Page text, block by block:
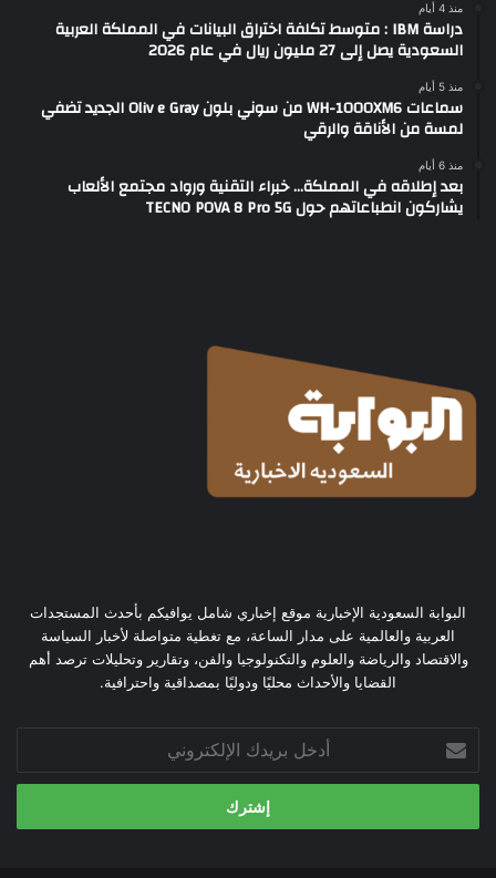
منذ 4 أيام
دراسة IBM : متوسط تكلفة اختراق البيانات في المملكة العربية
السعودية يصل إلى 27 مليون ريال في عام 2026
منذ 5 أيام
سماعات WH-1000XM6 من سوني بلون Oliv e Gray الجديد تضفي
لمسة من الأناقة والرقي
منذ 6 أيام
بعد إطلاقه في المملكة… خبراء التقنية ورواد مجتمع الألعاب
يشاركون انطباعاتهم حول TECNO POVA 8 Pro 5G
البوابة السعودية الإخبارية موقع إخباري شامل يوافيكم بأحدث المستجدات
العربية والعالمية على مدار الساعة، مع تغطية متواصلة لأخبار السياسة
والاقتصاد والرياضة والعلوم والتكنولوجيا والفن، وتقارير وتحليلات ترصد أهم
القضايا والأحداث محليًا ودوليًا بمصداقية واحترافية.
بريدك
الإلكتروني